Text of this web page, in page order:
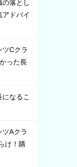
の落とし
アドバイ
ツCクラ
った長
なるこ
ツAクラ
け！購